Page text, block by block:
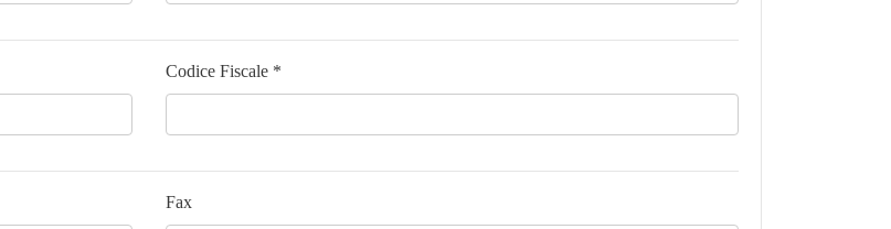
Codice Fiscale *
Fax